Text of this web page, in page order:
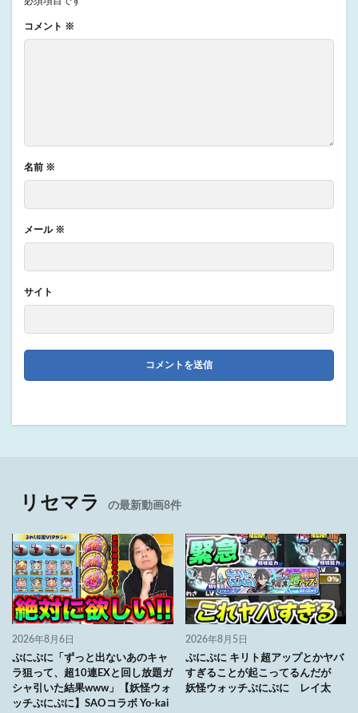
コメント ※
名前 ※
メール ※
サイト
リセマラ の最新動画8件
2026年8月6日
ぷにぷに「ずっと出ないあのキャ
ラ狙って、超10連EXと回し放題ガ
シャ引いた結果www」【妖怪ウォ
ッチぷにぷに】SAOコラボ Yo-kai
2026年8月5日
ぷにぷに キリト超アップとかヤバ
すぎることが起こってるんだが
妖怪ウォッチぷにぷに レイ太